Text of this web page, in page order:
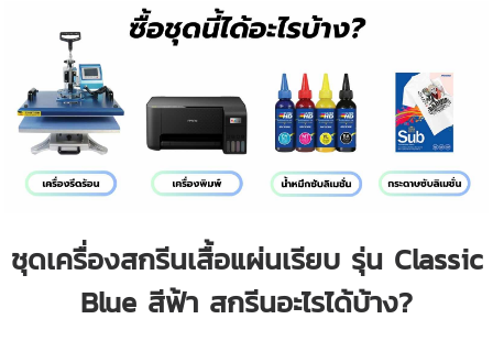
ชุดเครื่องสกรีนเสื้อแผ่นเรียบ รุ่น Classic
Blue สีฟ้า สกรีนอะไรได้บ้าง?